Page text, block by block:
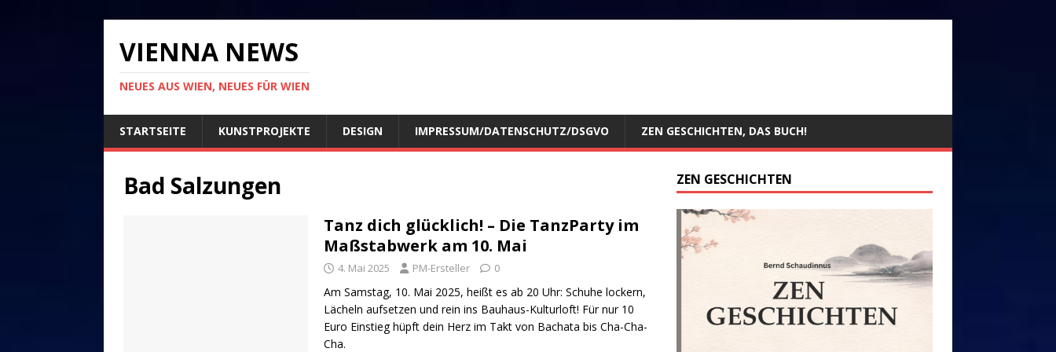
VIENNA NEWS
NEUES AUS WIEN, NEUES FÜR WIEN
STARTSEITE KUNSTPROJEKTE DESIGN IMPRESSUM/DATENSCHUTZ/DSGVO ZEN GESCHICHTEN, DAS BUCH!
Bad Salzungen
Tanz dich glücklich! – Die TanzParty im
Maßstabwerk am 10. Mai
4. Mai 2025 PM-Ersteller 0
Am Samstag, 10. Mai 2025, heißt es ab 20 Uhr: Schuhe lockern,
Lächeln aufsetzen und rein ins Bauhaus-Kulturloft! Für nur 10
Euro Einstieg hüpft dein Herz im Takt von Bachata bis Cha-Cha-
Cha.
ZEN GESCHICHTEN